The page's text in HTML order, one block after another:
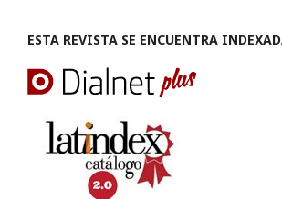
ESTA REVISTA SE ENCUENTRA